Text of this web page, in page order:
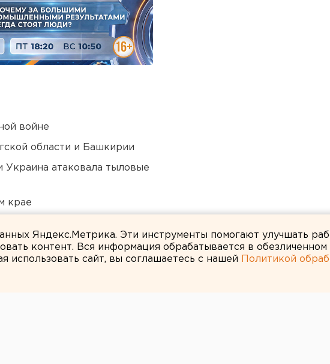
войне
области и Башкирии
атаковала тыловые
крае
Яндекс.Метрика. Эти инструменты помогают улучшать
контент. Вся информация обрабатывается в обезличенном
использовать сайт, вы соглашаетесь с нашей
Политикой